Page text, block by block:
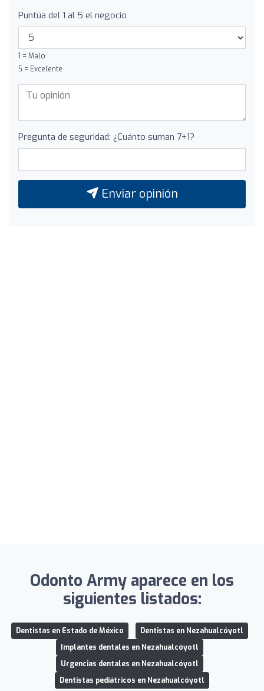
Puntúa del 1 al 5 el negocio
1 = Malo
5 = Excelente
Pregunta de seguridad: ¿Cuánto suman 7+1?
Enviar opinión
Odonto Army aparece en los
siguientes listados:
Dentistas en Estado de México
Dentistas en Nezahualcóyotl
Implantes dentales en Nezahualcóyotl
Urgencias dentales en Nezahualcóyotl
Dentistas pediátricos en Nezahualcóyotl